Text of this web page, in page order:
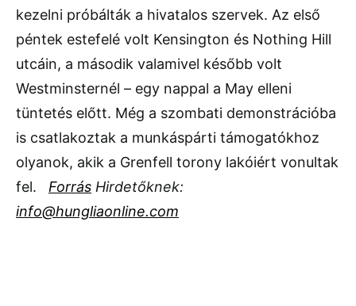
kezelni próbálták a hivatalos szervek. Az első
péntek estefelé volt Kensington és Nothing Hill
utcáin, a második valamivel később volt
Westminsternél – egy nappal a May elleni
tüntetés előtt. Még a szombati demonstrációba
is csatlakoztak a munkáspárti támogatókhoz
olyanok, akik a Grenfell torony lakóiért vonultak
fel.
Forrás Hirdetőknek:
info@hungliaonline.com